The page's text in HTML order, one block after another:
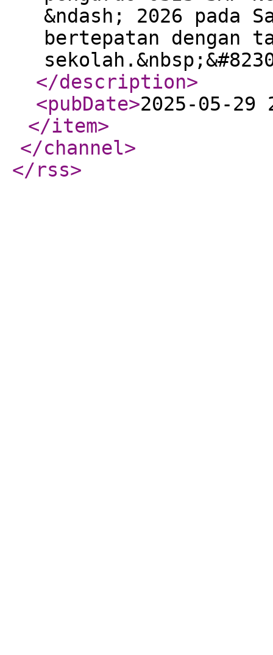
&ndash; 2026 pada
bertepatan dengan
</description>
<pubDate>2025-05-29
</item>
</channel>
</rss>